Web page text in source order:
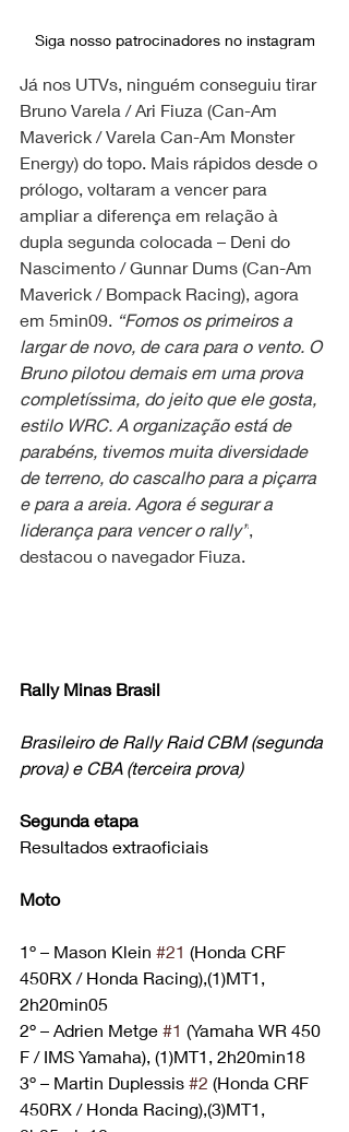
Siga nosso patrocinadores no instagram
Já nos UTVs, ninguém conseguiu tirar
Bruno Varela / Ari Fiuza (Can-Am
Maverick / Varela Can-Am Monster
Energy) do topo. Mais rápidos desde o
prólogo, voltaram a vencer para
ampliar a diferença em relação à
dupla segunda colocada – Deni do
Nascimento / Gunnar Dums (Can-Am
Maverick / Bompack Racing), agora
em 5min09. “Fomos os primeiros a
largar de novo, de cara para o vento. O
Bruno pilotou demais em uma prova
completíssima, do jeito que ele gosta,
estilo WRC. A organização está de
parabéns, tivemos muita diversidade
de terreno, do cascalho para a piçarra
e para a areia. Agora é segurar a
liderança para vencer o rally”,
destacou o navegador Fiuza.
Rally Minas Brasil
Brasileiro de Rally Raid CBM (segunda
prova) e CBA (terceira prova)
Segunda etapa
Resultados extraoficiais
Moto
1º – Mason Klein #21 (Honda CRF
450RX / Honda Racing),(1)MT1,
2h20min05
2º – Adrien Metge #1 (Yamaha WR 450
F / IMS Yamaha), (1)MT1, 2h20min18
3º – Martin Duplessis #2 (Honda CRF
450RX / Honda Racing),(3)MT1,